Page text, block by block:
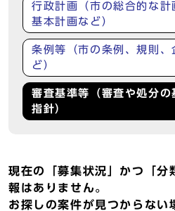
行政計画（市の総合的な計
基本計画など）
条例等（市の条例、規則、
ど）
審査基準等（審査や処分の
指針）
現在の「募集状況」かつ「分
報はありません。
お探しの案件が見つからない